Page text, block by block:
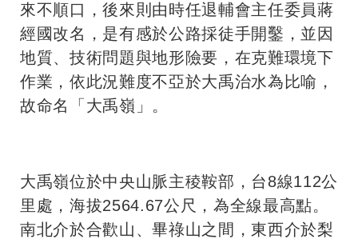
來不順口，後來則由時任退輔會主任委員蔣
經國改名，是有感於公路採徒手開鑿，並因
地質、技術問題與地形險要，在克難環境下
作業，依此況難度不亞於大禹治水為比喻，
故命名「大禹嶺」。
大禹嶺位於中央山脈主稜鞍部，台8線112公
里處，海拔2564.67公尺，為全線最高點。
南北介於合歡山、畢祿山之間，東西介於梨